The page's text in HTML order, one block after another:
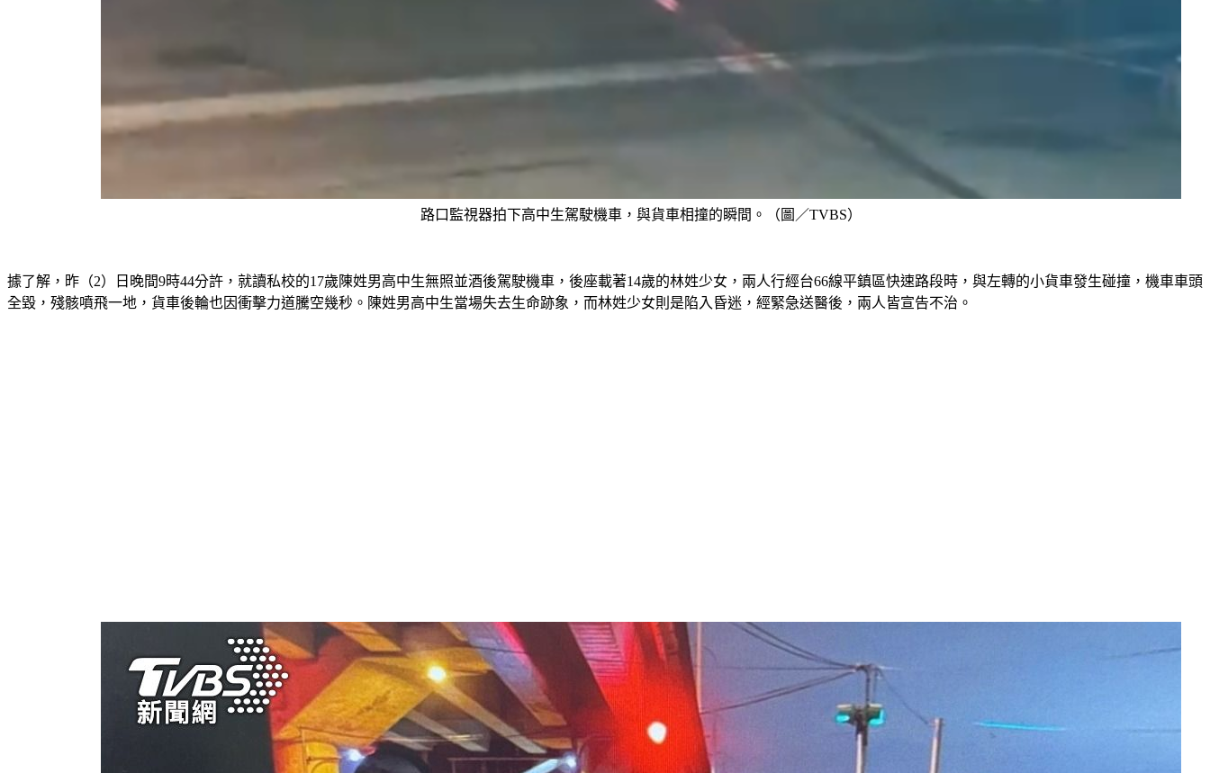
路口監視器拍下高中生駕駛機車，與貨車相撞的瞬間。（圖／TVBS）
據了解，昨（2）日晚間9時44分許，就讀私校的17歲陳姓男高中生無照並酒後駕駛機車，後座載著14歲的林姓少女，兩人行經台66線平鎮區快速路段時，與左轉的小貨車發生碰撞，機車車頭
全毀，殘骸噴飛一地，貨車後輪也因衝擊力道騰空幾秒。陳姓男高中生當場失去生命跡象，而林姓少女則是陷入昏迷，經緊急送醫後，兩人皆宣告不治。